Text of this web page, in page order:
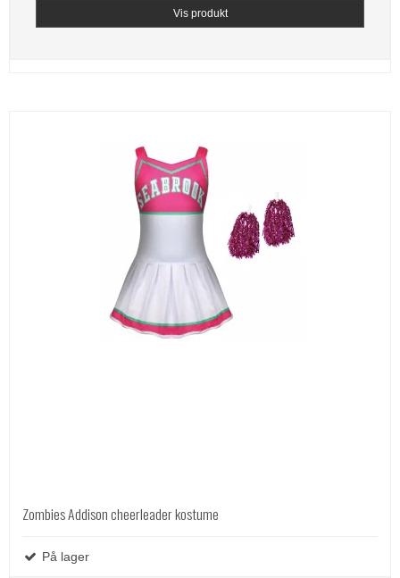
Vis produkt
Zombies Addison cheerleader kostume
På lager